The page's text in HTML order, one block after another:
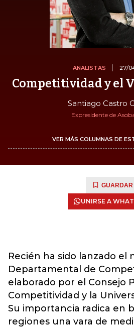
ANALISTAS 27/
Competitividad y el
Santiago Castro
Expresidente de
VER MÁS COLUMNAS DE
GUARDAR
UNIRSE A
Recién ha sido lanzado el
Departamental de
elaborado por el Consejo
Competitividad y la
Su importancia radica en
regiones una vara de